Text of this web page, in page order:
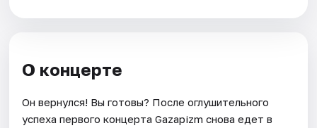
О концерте
Он вернулся! Вы готовы? После оглушительного
успеха первого концерта Gazapizm снова едет в